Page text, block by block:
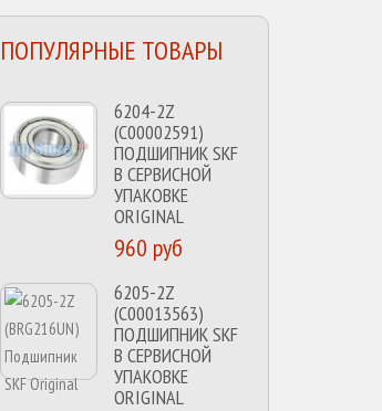
ПОПУЛЯРНЫЕ ТОВАРЫ
6204-2Z
(C00002591)
ПОДШИПНИК SKF
В СЕРВИСНОЙ
УПАКОВКЕ
ORIGINAL
960 руб
6205-2Z
(C00013563)
ПОДШИПНИК SKF
В СЕРВИСНОЙ
УПАКОВКЕ
ORIGINAL